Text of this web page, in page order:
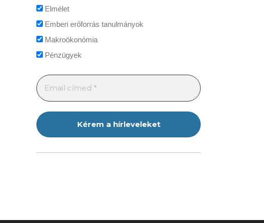
Elmélet
Emberi erőforrás tanulmányok
Makroökonómia
Pénzügyek